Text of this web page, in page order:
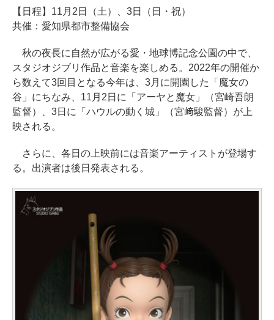
【日程】11月2日（土）、3日（日・祝）
共催：愛知県都市整備協会
秋の夜長に自然が広がる愛・地球博記念公園の中で、
スタジオジブリ作品と音楽を楽しめる。2022年の開催か
ら数えて3回目となる今年は、3月に開園した「魔女の
谷」にちなみ、11月2日に「アーヤと魔女」（宮崎吾朗
監督）、3日に「ハウルの動く城」（宮﨑駿監督）が上
映される。
さらに、各日の上映前には音楽アーティストが登場す
る。出演者は後日発表される。